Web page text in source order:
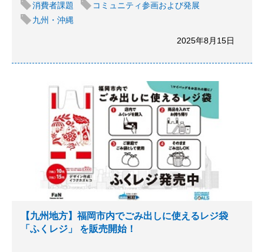
消費者課題
コミュニティ参画および発展
九州・沖縄
2025年8月15日
【九州地方】福岡市内でごみ出しに使えるレジ袋
「ふくレジ」 を販売開始！